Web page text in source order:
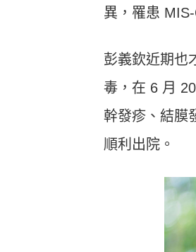
異，罹患
彭義欽近期也
毒，在 6 月
幹發疹、結膜
順利出院。